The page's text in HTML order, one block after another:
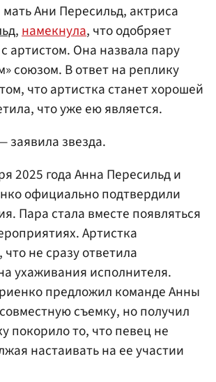
Ани Пересильд, актриса
, намекнула, что одобряет
артистом. Она назвала пару
союзом. В ответ на реплику
что артистка станет хорошей
что уже ею является.
заявила звезда.
2025 года Анна Пересильд и
официально подтвердили
Пара стала вместе появляться
Артистка
не сразу ответила
ухаживания исполнителя.
предложил команде Анны
съемку, но получил
покорило то, что певец не
настаивать на ее участии